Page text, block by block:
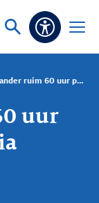
Vraag
Open
Nederlander ruim 60 uur per maand online via smartphone
uur